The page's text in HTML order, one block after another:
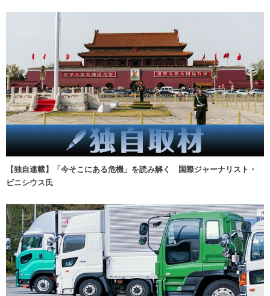
【独自連載】「今そこにある危機」を読み解く 国際ジャーナリスト・
ビニシウス氏